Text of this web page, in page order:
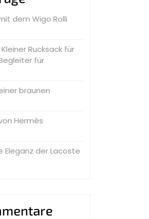
dem Wigo Rolli
Rucksack für
für
braunen
Hermès
Eleganz der Lacoste